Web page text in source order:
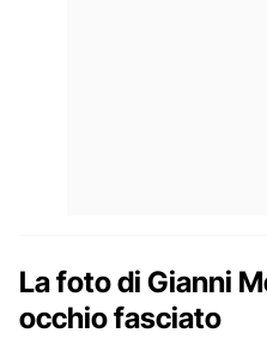
La foto di Gianni
occhio fasciato